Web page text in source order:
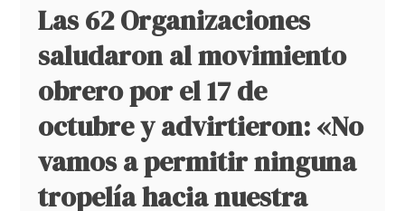
Las 62 Organizaciones
saludaron al movimiento
obrero por el 17 de
octubre y advirtieron: «No
vamos a permitir ninguna
tropelía hacia nuestra